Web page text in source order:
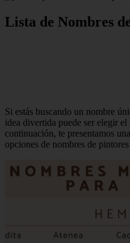
Lista de Nombres
Si estás buscando un nombre
idea divertida puede ser elegir
continuación, te presentamos
opciones de nombres de